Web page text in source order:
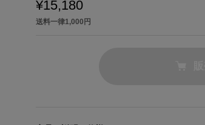
¥15,180
送料一律1,000円